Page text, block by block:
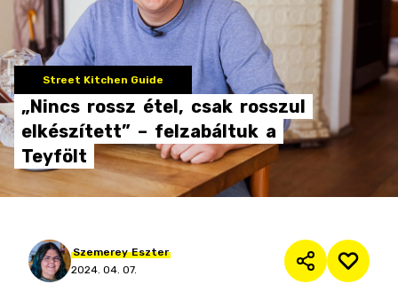
Street Kitchen Guide
„Nincs rossz étel, csak rosszul
elkészített” – felzabáltuk a
Teyfölt
Szemerey Eszter
2024. 04. 07.